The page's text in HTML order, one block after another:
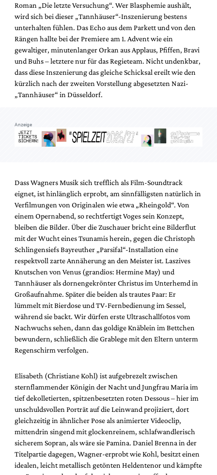
Roman „Die letzte Versuchung“. Wer Blasphemie aushält,
wird sich bei dieser „Tannhäuser“-Inszenierung bestens
unterhalten fühlen. Das Echo aus dem Parkett und von den
Rängen hallte bei der Premiere am 1. Advent wie ein
gewaltiger, minutenlanger Orkan aus Applaus, Pfiffen, Bravi
und Buhs – letztere nur für das Regieteam. Nicht undenkbar,
dass diese Inszenierung das gleiche Schicksal ereilt wie den
kürzlich nach der zweiten Vorstellung abgesetzten Nazi-
„Tannhäuser“ in Düsseldorf.
Anzeige
Dass Wagners Musik sich trefflich als Film-Soundtrack
eignet, ist hinlänglich erprobt, am sinnfälligsten natürlich in
Verfilmungen von Originalen wie etwa „Rheingold“. Von
einem Opernabend, so rechtfertigt Voges sein Konzept,
bleiben die Bilder. Über die Zuschauer bricht eine Bilderflut
mit der Wucht eines Tsunamis herein, gegen die Christoph
Schlingensiefs Bayreuther „Parsifal“-Installation eine
respektvoll zarte Annäherung an den Meister ist. Laszives
Knutschen von Venus (grandios: Hermine May) und
Tannhäuser als dornengekrönter Christus im Unterhemd in
Großaufnahme. Später die beiden als trautes Paar: Er
lümmelt mit Bierdose und TV-Fernbedienung im Sessel,
während sie backt. Wir dürfen erste Ultraschallfotos vom
Nachwuchs sehen, dann das goldige Knäblein im Bettchen
bewundern, schließlich die Grablege mit den Eltern unterm
Regenschirm verfolgen.
Elisabeth (Christiane Kohl) ist aufgebrezelt zwischen
sternflammender Königin der Nacht und Jungfrau Maria im
tief dekolletierten, spitzenbesetzten roten Dessous – hier im
unschuldsvollen Porträt auf die Leinwand projiziert, dort
gleichzeitig in ähnlicher Pose als animierter Videoclip,
mittendrin singend mit glockenreinem, schlafwandlerisch
sicherem Sopran, als wäre sie Pamina. Daniel Brenna in der
Titelpartie dagegen, Wagner-erprobt wie Kohl, besitzt einen
idealen, leicht metallisch getönten Heldentenor und kämpfte